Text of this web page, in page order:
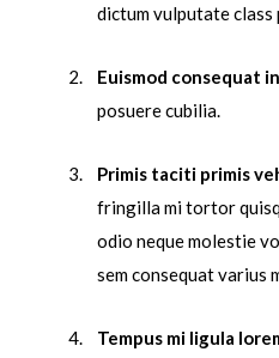
dictum vulputate class
Euismod consequat
posuere cubilia.
Primis taciti primis
fringilla mi tortor
odio neque molestie
sem consequat varius
Tempus mi ligula